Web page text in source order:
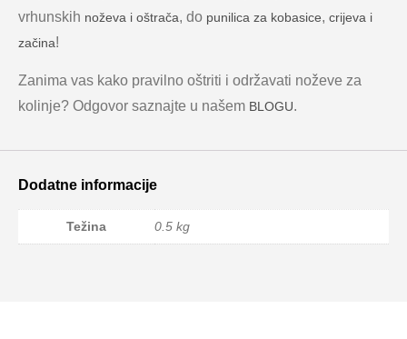
vrhunskih noževa i oštrača, do punilica za kobasice, crijeva i
začina!
Zanima vas kako pravilno oštriti i održavati noževe za
kolinje? Odgovor saznajte u našem BLOGU.
Dodatne informacije
Težina 0.5 kg